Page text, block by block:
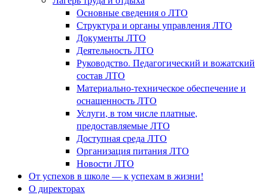
Основные сведения о ЛТО
Структура и органы управления ЛТО
Документы ЛТО
Деятельность ЛТО
Руководство. Педагогический и вожатский
состав ЛТО
Материально-техническое обеспечение и
оснащенность ЛТО
Услуги, в том числе платные,
предоставляемые ЛТО
Доступная среда ЛТО
Организация питания ЛТО
Новости ЛТО
От успехов в школе — к успехам в жизни!
О директорах